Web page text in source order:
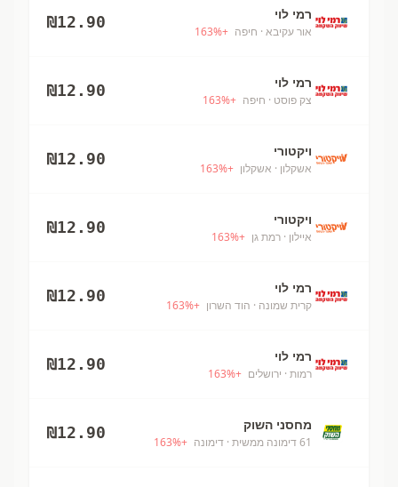
רמי לוי
אור עקיבא · חיפה +
163%
₪12.90
רמי לוי
צק פוסט · חיפה +
163%
₪12.90
ויקטורי
אשקלון · אשקלון +
163%
₪12.90
ויקטורי
איילון · רמת גן +
163%
₪12.90
רמי לוי
קרית שמונה · הוד השרון +
163%
₪12.90
רמי לוי
רמות · ירושלים +
163%
₪12.90
מחסני השוק
61 דימונה ממשית · דימונה +
163%
₪12.90